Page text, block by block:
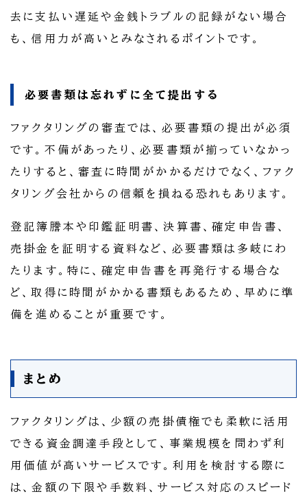
去に支払い遅延や金銭トラブルの記録がない場合
も、信用力が高いとみなされるポイントです。
必要書類は忘れずに全て提出する
ファクタリングの審査では、必要書類の提出が必須
です。不備があったり、必要書類が揃っていなかっ
たりすると、審査に時間がかかるだけでなく、ファク
タリング会社からの信頼を損ねる恐れもあります。
登記簿謄本や印鑑証明書、決算書、確定申告書、
売掛金を証明する資料など、必要書類は多岐にわ
たります。特に、確定申告書を再発行する場合な
ど、取得に時間がかかる書類もあるため、早めに準
備を進めることが重要です。
まとめ
ファクタリングは、少額の売掛債権でも柔軟に活用
できる資金調達手段として、事業規模を問わず利
用価値が高いサービスです。利用を検討する際に
は、金額の下限や手数料、サービス対応のスピード